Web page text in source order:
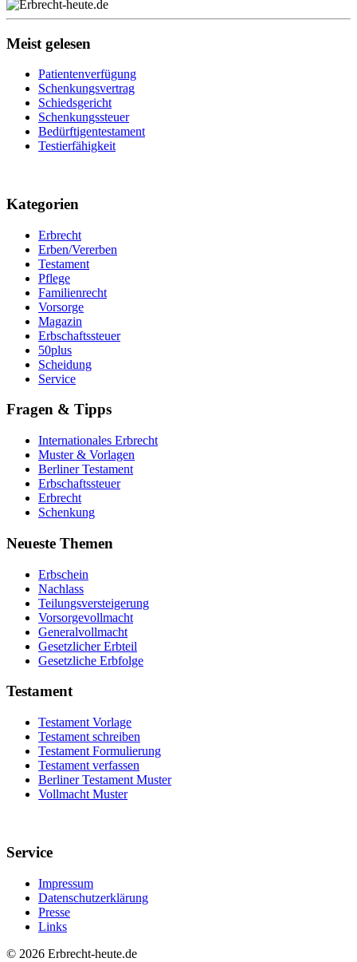
Meist gelesen
Patientenverfügung
Schenkungsvertrag
Schiedsgericht
Schenkungssteuer
Bedürftigentestament
Testierfähigkeit
Kategorien
Erbrecht
Erben/Vererben
Testament
Pflege
Familienrecht
Vorsorge
Magazin
Erbschaftssteuer
50plus
Scheidung
Service
Fragen & Tipps
Internationales Erbrecht
Muster & Vorlagen
Berliner Testament
Erbschaftssteuer
Erbrecht
Schenkung
Neueste Themen
Erbschein
Nachlass
Teilungsversteigerung
Vorsorgevollmacht
Generalvollmacht
Gesetzlicher Erbteil
Gesetzliche Erbfolge
Testament
Testament Vorlage
Testament schreiben
Testament Formulierung
Testament verfassen
Berliner Testament Muster
Vollmacht Muster
Service
Impressum
Datenschutzerklärung
Presse
Links
© 2026 Erbrecht-heute.de